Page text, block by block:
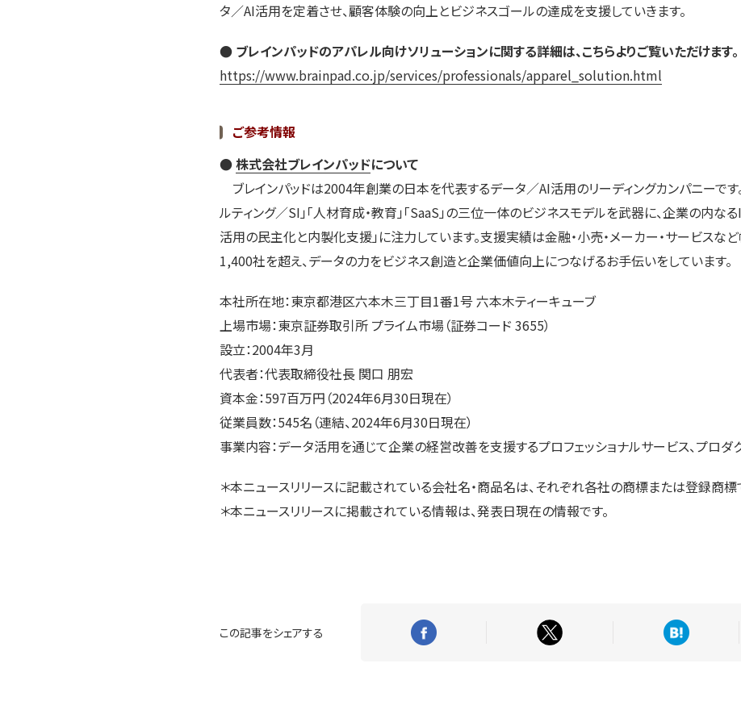
タ／AI活用を定着させ、顧客体験の向上とビジネスゴールの達成を支援していきます。
● ブレインパッドのアパレル向けソリューションに関する詳細は、こちらよりご覧いただけます。
https://www.brainpad.co.jp/services/professionals/apparel_solution.html
ご参考情報
●株式会社ブレインパッドについて
ブレインパッドは2004年創業の日本を代表するデータ／AI活用のリーディングカンパニーです
ルティング／SI」「人材育成・教育」「SaaS」の三位一体のビジネスモデルを武器に、企業の内な
活用の民主化と内製化支援」に注力しています。支援実績は金融・小売・メーカー・サービスな
1,400社を超え、データの力をビジネス創造と企業価値向上につなげるお手伝いをしています。
本社所在地：東京都港区六本木三丁目1番1号 六本木ティーキューブ
上場市場：東京証券取引所 プライム市場（証券コード 3655）
設立：2004年3月
代表者：代表取締役社長 関口 朋宏
資本金：597百万円（2024年6月30日現在）
従業員数：545名（連結、2024年6月30日現在）
事業内容：データ活用を通じて企業の経営改善を支援するプロフェッショナルサービス、プロダ
＊本ニュースリリースに記載されている会社名・商品名は、それぞれ各社の商標または登録商標
＊本ニュースリリースに掲載されている情報は、発表日現在の情報です。
この記事をシェアする